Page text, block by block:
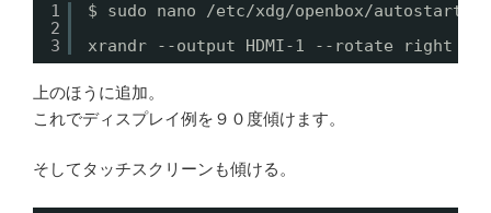
1
2
3
$ sudo nano /etc/xdg/openbox/autostart
xrandr --output HDMI-1 --rotate right
上のほうに追加。
これでディスプレイ例を９０度傾けます。
そしてタッチスクリーンも傾ける。